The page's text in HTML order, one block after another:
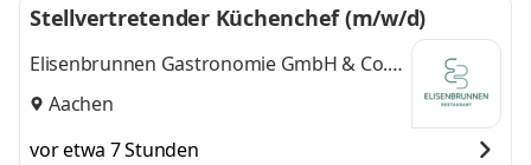
Stellvertretender Küchenchef (m/w/d)
Elisenbrunnen Gastronomie GmbH & Co.
KGAachen
vor etwa 7 Stunden